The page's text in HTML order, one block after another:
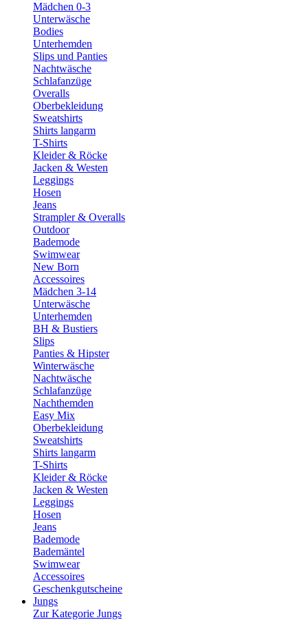
Mädchen 0-3
Unterwäsche
Bodies
Unterhemden
Slips und Panties
Nachtwäsche
Schlafanzüge
Overalls
Oberbekleidung
Sweatshirts
Shirts langarm
T-Shirts
Kleider & Röcke
Jacken & Westen
Leggings
Hosen
Jeans
Strampler & Overalls
Outdoor
Bademode
Swimwear
New Born
Accessoires
Mädchen 3-14
Unterwäsche
Unterhemden
BH & Bustiers
Slips
Panties & Hipster
Winterwäsche
Nachtwäsche
Schlafanzüge
Nachthemden
Easy Mix
Oberbekleidung
Sweatshirts
Shirts langarm
T-Shirts
Kleider & Röcke
Jacken & Westen
Leggings
Hosen
Jeans
Bademode
Bademäntel
Swimwear
Accessoires
Geschenkgutscheine
Jungs
Zur Kategorie Jungs